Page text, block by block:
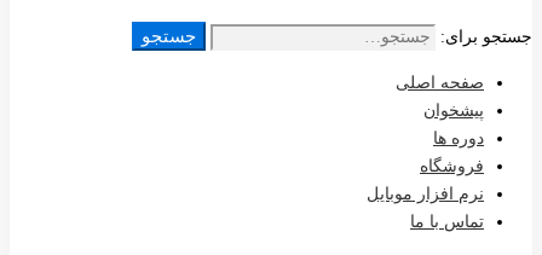
جستجو برای: جستجو
صفحه اصلی
پیشخوان
دوره ها
فروشگاه
نرم افزار موبایل
تماس با ما